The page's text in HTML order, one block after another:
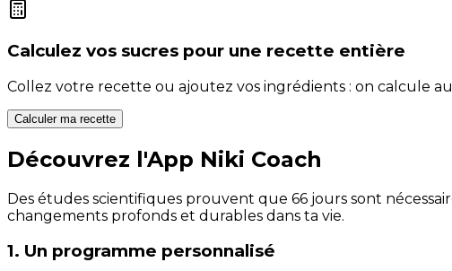
Calculez vos sucres pour une recette entière
Collez votre recette ou ajoutez vos ingrédients : on calcule
Calculer ma recette
Découvrez l'App Niki Coach
Des études scientifiques prouvent que 66 jours sont
changements profonds et durables dans ta vie.
1. Un programme personnalisé